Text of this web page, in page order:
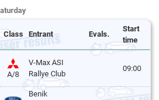
Class Entrant Evals.
Start
time
A/8
V-Max ASI
Rallye Club
09:00
Benik